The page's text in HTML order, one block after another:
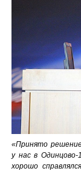
«Принято
у нас в Одинцово-
хорошо